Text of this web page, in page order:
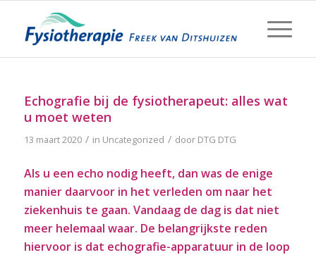
Echografie bij de fysiotherapeut: alles wat
u moet weten
13 maart 2020 / in Uncategorized / door DTG DTG
Als u een echo nodig heeft, dan was de enige
manier daarvoor in het verleden om naar het
ziekenhuis te gaan. Vandaag de dag is dat niet
meer helemaal waar. De belangrijkste reden
hiervoor is dat echografie-apparatuur in de loop